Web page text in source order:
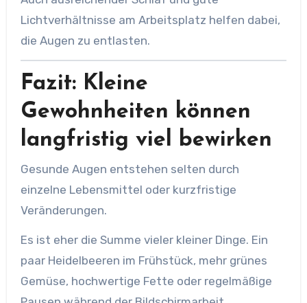
Lichtverhältnisse am Arbeitsplatz helfen dabei,
die Augen zu entlasten.
Fazit: Kleine
Gewohnheiten können
langfristig viel bewirken
Gesunde Augen entstehen selten durch
einzelne Lebensmittel oder kurzfristige
Veränderungen.
Es ist eher die Summe vieler kleiner Dinge. Ein
paar Heidelbeeren im Frühstück, mehr grünes
Gemüse, hochwertige Fette oder regelmäßige